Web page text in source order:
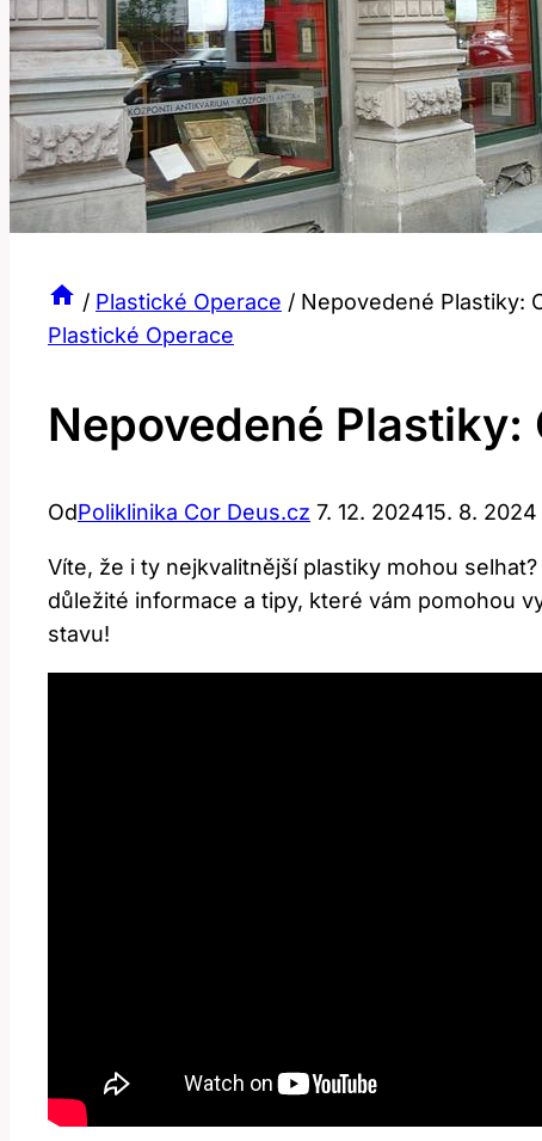
/ Plastické Operace / Nepovedené Plastiky:
Plastické Operace
Nepovedené Plastiky:
OdPoliklinika Cor Deus.cz 7. 12. 202415. 8. 2024
Víte, že i ty nejkvalitnější plastiky mohou
důležité informace a tipy, které vám pomohou
stavu!